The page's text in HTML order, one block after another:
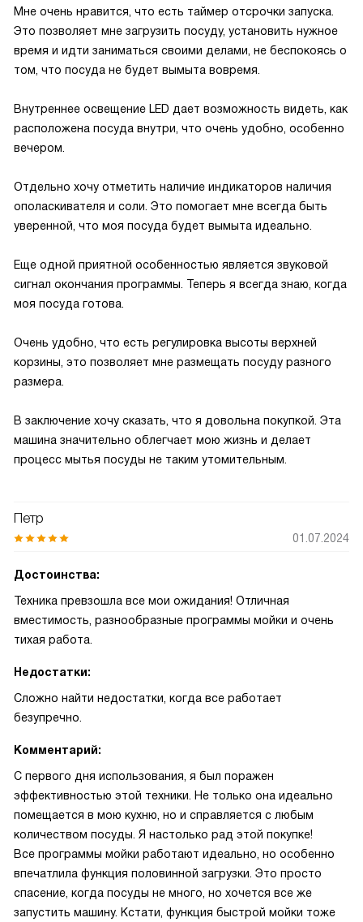
Мне очень нравится, что есть таймер отсрочки запуска.
Это позволяет мне загрузить посуду, установить нужное
время и идти заниматься своими делами, не беспокоясь о
том, что посуда не будет вымыта вовремя.
Внутреннее освещение LED дает возможность видеть, как
расположена посуда внутри, что очень удобно, особенно
вечером.
Отдельно хочу отметить наличие индикаторов наличия
ополаскивателя и соли. Это помогает мне всегда быть
уверенной, что моя посуда будет вымыта идеально.
Еще одной приятной особенностью является звуковой
сигнал окончания программы. Теперь я всегда знаю, когда
моя посуда готова.
Очень удобно, что есть регулировка высоты верхней
корзины, это позволяет мне размещать посуду разного
размера.
В заключение хочу сказать, что я довольна покупкой. Эта
машина значительно облегчает мою жизнь и делает
процесс мытья посуды не таким утомительным.
Петр
01.07.2024
Достоинства:
Техника превзошла все мои ожидания! Отличная
вместимость, разнообразные программы мойки и очень
тихая работа.
Недостатки:
Сложно найти недостатки, когда все работает
безупречно.
Комментарий:
С первого дня использования, я был поражен
эффективностью этой техники. Не только она идеально
помещается в мою кухню, но и справляется с любым
количеством посуды. Я настолько рад этой покупке!
Все программы мойки работают идеально, но особенно
впечатлила функция половинной загрузки. Это просто
спасение, когда посуды не много, но хочется все же
запустить машину. Кстати, функция быстрой мойки тоже